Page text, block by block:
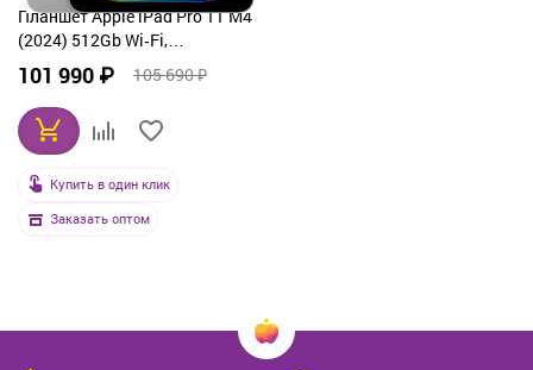
Планшет Apple iPad Pro 11 M4
(2024) 512Gb Wi‑Fi,
серебристый
101 990 ₽ 105 690 ₽
Купить в один клик
Заказать оптом